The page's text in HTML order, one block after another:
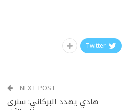
Twitter
NEXT POST
هادي يهدد البركاني: سنرى